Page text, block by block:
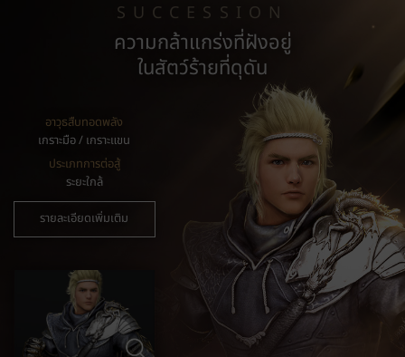
SUCCESSION
ความกล้าแกร่งที่ฝังอยู่
ในสัตว์ร้ายที่ดุดัน
อาวุธสืบทอดพลัง
เกราะมือ / เกราะแขน
ประเภทการต่อสู้
ระยะใกล้
รายละเอียดเพิ่มเติม